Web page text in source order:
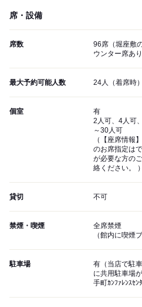
席・設備
席数
96席（堀座敷
ウンター席あり
最大予約可能人数 24人（着席時）
個室
有
2人可、4人可
～30人可
（【座席情
のお席指定は
が必要な方の
絡ください。 ）
貸切 不可
禁煙・喫煙
全席禁煙
（館内に喫煙
駐車場
有（当店で駐
に共用駐車場
手町ｶﾝﾌｧﾚﾝｽｾﾝ